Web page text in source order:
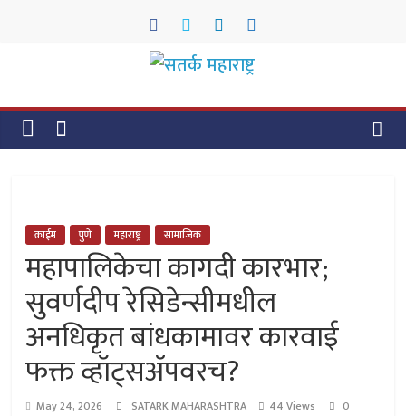
सतर्क
महाराष्ट्र
क्राईम पुणे महाराष्ट्र सामाजिक
महापालिकेचा कागदी कारभार;
सुवर्णदीप रेसिडेन्सीमधील
अनधिकृत बांधकामावर कारवाई
फक्त व्हॉट्सॲपवरच?
May 24, 2026 SATARK MAHARASHTRA 44 Views
0